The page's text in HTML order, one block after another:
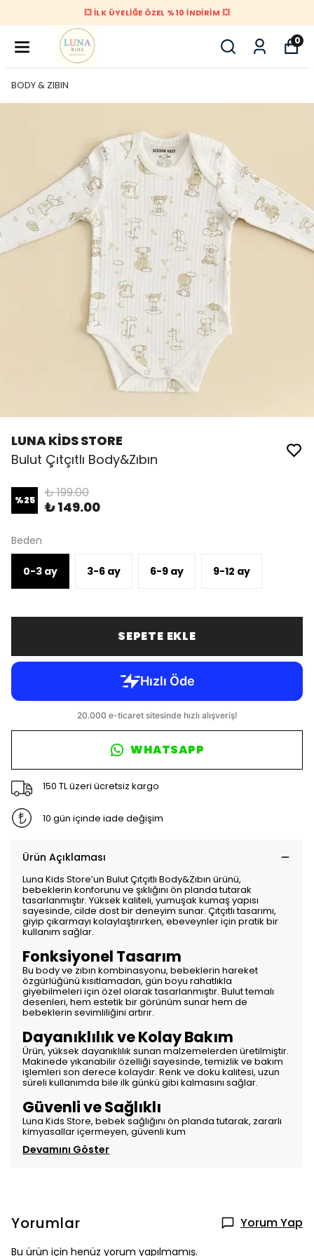
💥 İLK ÜYELİĞE ÖZEL %10 İNDİRİM 💥
0
BODY & ZIBIN
LUNA KİDS STORE
Bulut Çıtçıtlı Body&Zıbın
%25 ₺ 199.00
₺ 149.00
Beden
0-3 ay 3-6 ay 6-9 ay 9-12 ay
SEPETE EKLE
WHATSAPP
150 TL üzeri ücretsiz kargo
10 gün içinde iade değişim
Ürün Açıklaması
Luna Kids Store’un Bulut Çıtçıtlı Body&Zıbın ürünü,
bebeklerin konforunu ve şıklığını ön planda tutarak
tasarlanmıştır. Yüksek kaliteli, yumuşak kumaş yapısı
sayesinde, cilde dost bir deneyim sunar. Çıtçıtlı tasarımı,
giyip çıkarmayı kolaylaştırırken, ebeveynler için pratik bir
kullanım sağlar.
Fonksiyonel Tasarım
Bu body ve zıbın kombinasyonu, bebeklerin hareket
özgürlüğünü kısıtlamadan, gün boyu rahatlıkla
giyebilmeleri için özel olarak tasarlanmıştır. Bulut temalı
desenleri, hem estetik bir görünüm sunar hem de
bebeklerin sevimliliğini artırır.
Dayanıklılık ve Kolay Bakım
Ürün, yüksek dayanıklılık sunan malzemelerden üretilmiştir.
Makinede yıkanabilir özelliği sayesinde, temizlik ve bakım
işlemleri son derece kolaydır. Renk ve doku kalitesi, uzun
süreli kullanımda bile ilk günkü gibi kalmasını sağlar.
Güvenli ve Sağlıklı
Luna Kids Store, bebek sağlığını ön planda tutarak, zararlı
kimyasallar içermeyen, güvenli kum
Devamını Göster
Yorumlar Yorum Yap
Bu ürün için henüz yorum yapılmamış.